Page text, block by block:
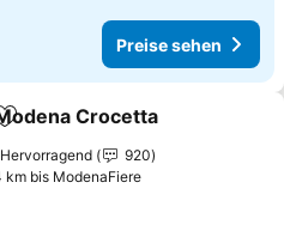
Preise sehen
Zu Favoriten hinzufügen
Crocetta
Hervorragend
920
km bis ModenaFiere